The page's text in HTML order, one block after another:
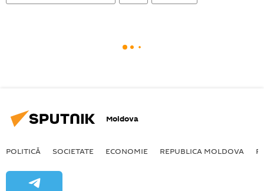
Moldova
POLITICĂ SOCIETATE ECONOMIE REPUBLICA MOLDOVA